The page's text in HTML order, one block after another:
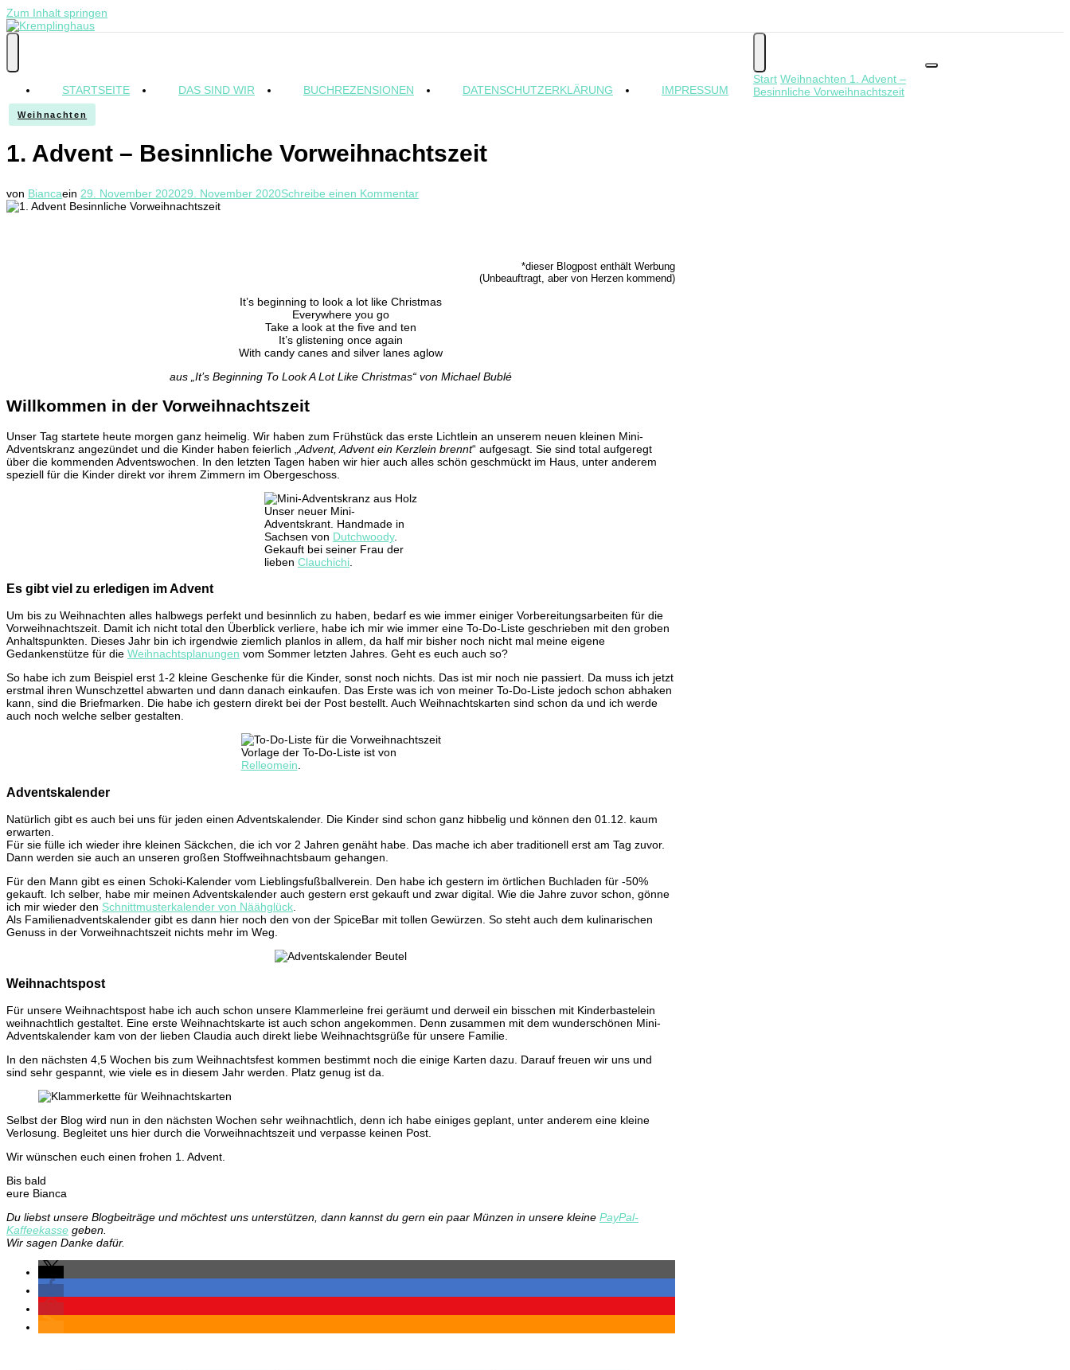
Zum Inhalt springen
Kremplinghaus
STARTSEITE DAS SIND WIR BUCHREZENSIONEN DATENSCHUTZERKLÄRUNG IMPRESSUM
Start Weihnachten 1. Advent –
Besinnliche Vorweihnachtszeit
Weihnachten
1. Advent – Besinnliche Vorweihnachtszeit
von Biancaein 29. November 202029. November 2020Schreibe einen Kommentarzu
*dieser Blogpost enthält Werbung
(Unbeauftragt, aber von Herzen kommend)
It’s beginning to look a lot like Christmas
Everywhere you go
Take a look at the five and ten
It’s glistening once again
With candy canes and silver lanes aglow
aus „It’s Beginning To Look A Lot Like Christmas“ von Michael Bublé
Willkommen in der Vorweihnachtszeit
Unser Tag startete heute morgen ganz heimelig. Wir haben zum Frühstück das erste Lichtlein an unserem neuen kleinen Mini-
Adventskranz angezündet und die Kinder haben feierlich „ Advent, Advent ein Kerzlein brennt“ aufgesagt. Sie sind total aufgeregt
über die kommenden Adventswochen. In den letzten Tagen haben wir hier auch alles schön geschmückt im Haus, unter anderem
speziell für die Kinder direkt vor ihrem Zimmern im Obergeschoss.
Unser neuer Mini-
Adventskrant. Handmade in
Sachsen von Dutchwoody.
Gekauft bei seiner Frau der
lieben Clauchichi
Es gibt viel zu erledigen im Advent
Um bis zu Weihnachten alles halbwegs perfekt und besinnlich zu haben, bedarf es wie immer einiger Vorbereitungsarbeiten für die
Vorweihnachtszeit. Damit ich nicht total den Überblick verliere, habe ich mir wie immer eine To-Do-Liste geschrieben mit den groben
Anhaltspunkten. Dieses Jahr bin ich irgendwie ziemlich planlos in allem, da half mir bisher noch nicht mal meine eigene
Gedankenstütze für die Weihnachtsplanungen vom Sommer letzten Jahres. Geht es euch auch so?
So habe ich zum Beispiel erst 1-2 kleine Geschenke für die Kinder, sonst noch nichts. Das ist mir noch nie passiert. Da muss ich jetzt
erstmal ihren Wunschzettel abwarten und dann danach einkaufen. Das Erste was ich von meiner To-Do-Liste jedoch schon abhaken
kann, sind die Briefmarken. Die habe ich gestern direkt bei der Post bestellt. Auch Weihnachtskarten sind schon da und ich werde
auch noch welche selber gestalten.
Vorlage der To-Do-Liste ist von
Relleomein.
Adventskalender
Natürlich gibt es auch bei uns für jeden einen Adventskalender. Die Kinder sind schon ganz hibbelig und können den 01.12. kaum
erwarten.
Für sie fülle ich wieder ihre kleinen Säckchen, die ich vor 2 Jahren genäht habe. Das mache ich aber traditionell erst am Tag zuvor.
Dann werden sie auch an unseren großen Stoffweihnachtsbaum gehangen.
Für den Mann gibt es einen Schoki-Kalender vom Lieblingsfußballverein. Den habe ich gestern im örtlichen Buchladen für -50%
gekauft. Ich selber, habe mir meinen Adventskalender auch gestern erst gekauft und zwar digital. Wie die Jahre zuvor schon, gönne
ich mir wieder den Schnittmusterkalender von Näähglück
Als Familienadventskalender gibt es dann hier noch den von der SpiceBar mit tollen Gewürzen. So steht auch dem kulinarischen
Genuss in der Vorweihnachtszeit nichts mehr im Weg.
Weihnachtspost
Für unsere Weihnachtspost habe ich auch schon unsere Klammerleine frei geräumt und derweil ein bisschen mit Kinderbastelein
weihnachtlich gestaltet. Eine erste Weihnachtskarte ist auch schon angekommen. Denn zusammen mit dem wunderschönen Mini-
Adventskalender kam von der lieben Claudia auch direkt liebe Weihnachtsgrüße für unsere Familie.
In den nächsten 4,5 Wochen bis zum Weihnachtsfest kommen bestimmt noch die einige Karten dazu. Darauf freuen wir uns und
sind sehr gespannt, wie viele es in diesem Jahr werden. Platz genug ist da.
Selbst der Blog wird nun in den nächsten Wochen sehr weihnachtlich, denn ich habe einiges geplant, unter anderem eine kleine
Verlosung. Begleitet uns hier durch die Vorweihnachtszeit und verpasse keinen Post.
Wir wünschen euch einen frohen 1. Advent.
Bis bald
eure Bianca
Du liebst unsere Blogbeiträge und möchtest uns unterstützen, dann kannst du gern ein paar Münzen in unsere kleine PayPal-
Kaffeekasse geben.
Wir sagen Danke dafür.